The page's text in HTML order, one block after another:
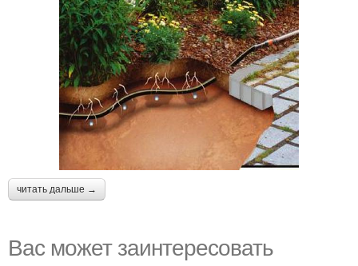
читать дальше →
Вас может заинтересовать